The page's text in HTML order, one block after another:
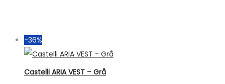
-36%
Castelli ARIA VEST – Grå